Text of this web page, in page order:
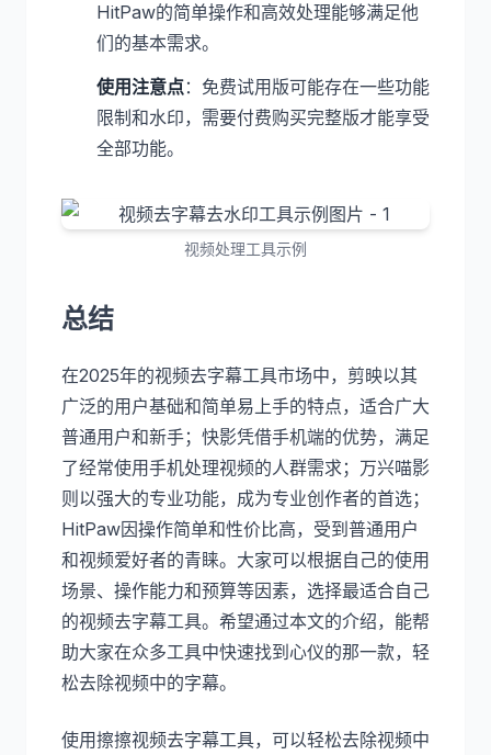
HitPaw的简单操作和高效处理能够满足他
们的基本需求。
使用注意点：免费试用版可能存在一些功能
限制和水印，需要付费购买完整版才能享受
全部功能。
视频处理工具示例
总结
在2025年的视频去字幕工具市场中，剪映以其
广泛的用户基础和简单易上手的特点，适合广大
普通用户和新手；快影凭借手机端的优势，满足
了经常使用手机处理视频的人群需求；万兴喵影
则以强大的专业功能，成为专业创作者的首选；
HitPaw因操作简单和性价比高，受到普通用户
和视频爱好者的青睐。大家可以根据自己的使用
场景、操作能力和预算等因素，选择最适合自己
的视频去字幕工具。希望通过本文的介绍，能帮
助大家在众多工具中快速找到心仪的那一款，轻
松去除视频中的字幕。
使用擦擦视频去字幕工具，可以轻松去除视频中